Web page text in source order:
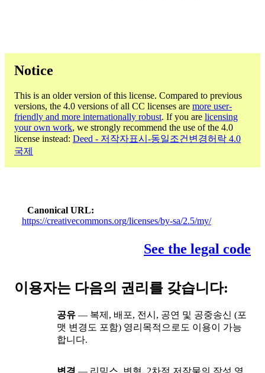
Notice
This is an older version of this license. Compared to previous
versions, the 4.0 versions of all CC licenses are more user-
friendly and more internationally robust. If you are licensing
your own work, we strongly recommend the use of the 4.0
license instead: Deed - 저작자표시-동일조건변경허락 4.0
국제
Canonical URL
https://creativecommons.org/licenses/by-sa/2.5/my/
See the legal code
이용자는 다음의 권리를 갖습니다:
공유 — 복제, 배포, 전시, 공연 및 공중송신 (포
맷 변경도 포함) 영리목적으로도 이용이 가능
합니다.